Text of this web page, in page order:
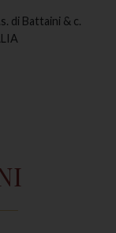
di Battaini & c.